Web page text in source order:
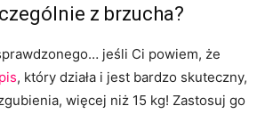
z brzucha?
jeśli Ci powiem, że
, który działa i jest bardzo skuteczny,
więcej niż 15 kg! Zastosuj go